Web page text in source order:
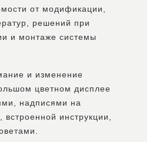
от модификации,
решений при
и монтаже системы
и изменение
цветном дисплее
надписями на
встроенной инструкции,